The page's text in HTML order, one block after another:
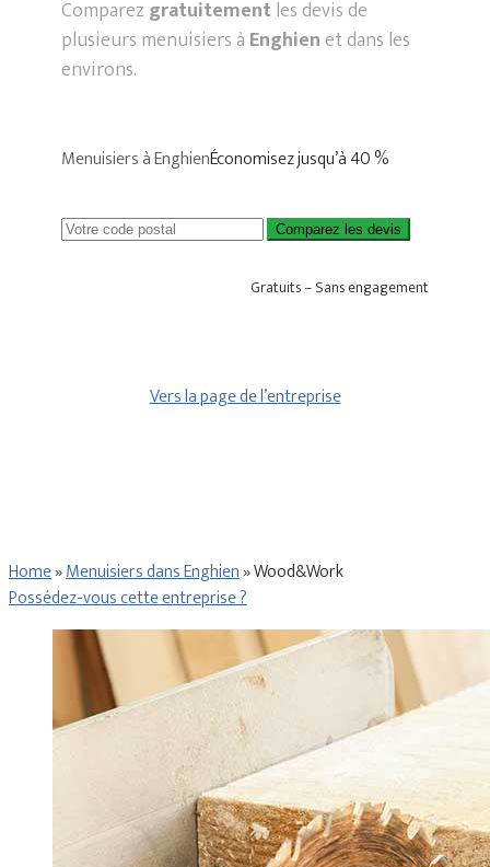
Comparez gratuitementles devis de
plusieurs menuisiers à Enghienet dans les
environs.
Menuisiers à EnghienÉconomisez jusqu’à 40 %
Comparez les devis
Gratuits – Sans engagement
Vers la page de l’entreprise
Home»Menuisiers dans Enghien»Wood&Work
Possédez-vous cette entreprise ?